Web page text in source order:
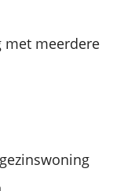
met meerdere